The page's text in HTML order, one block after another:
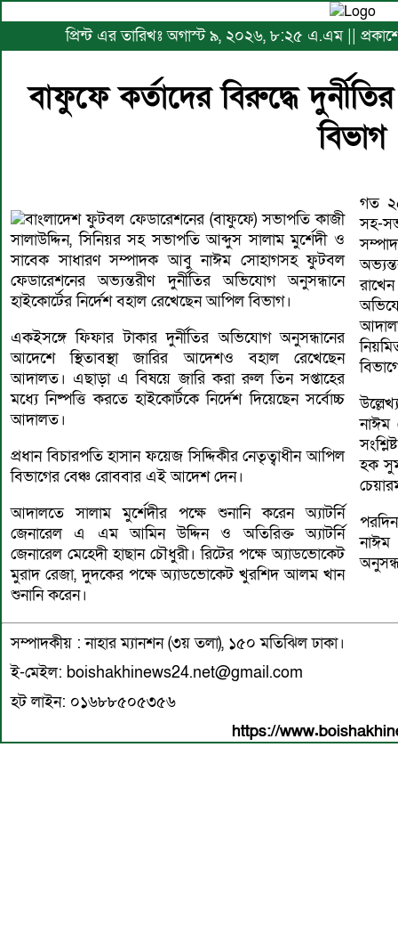
প্রিন্ট এর তারিখঃ অগাস্ট ৯, ২০২৬, ৮:২৫ এ.এম ||
বাফুফে কর্তাদের বিরুদ্ধে
বিভাগ
বাংলাদেশ ফুটবল ফেডারেশনের (বাফুফে) সভাপতি কাজী
সালাউদ্দিন, সিনিয়র সহ সভাপতি আব্দুস সালাম মুর্শেদী ও
সাবেক সাধারণ সম্পাদক আবু নাঈম সোহাগসহ ফুটবল
ফেডারেশনের অভ্যন্তরীণ দুর্নীতির অভিযোগ অনুসন্ধানে
হাইকোর্টের নির্দেশ বহাল রেখেছেন আপিল বিভাগ।
একইসঙ্গে ফিফার টাকার দুর্নীতির অভিযোগ অনুসন্ধানের
আদেশে স্থিতাবস্থা জারির আদেশও বহাল রেখেছেন
আদালত। এছাড়া এ বিষয়ে জারি করা রুল তিন সপ্তাহের
মধ্যে নিষ্পত্তি করতে হাইকোর্টকে নির্দেশ দিয়েছেন সর্বোচ্চ
আদালত।
প্রধান বিচারপতি হাসান ফয়েজ সিদ্দিকীর নেতৃত্বাধীন আপিল
বিভাগের বেঞ্চ রোববার এই আদেশ দেন।
আদালতে সালাম মুর্শেদীর পক্ষে শুনানি করেন অ্যাটর্নি
জেনারেল এ এম আমিন উদ্দিন ও অতিরিক্ত অ্যাটর্নি
জেনারেল মেহেদী হাছান চৌধুরী। রিটের পক্ষে অ্যাডভোকেট
মুরাদ রেজা, দুদকের পক্ষে অ্যাডভোকেট খুরশিদ আলম খান
শুনানি করেন।
গত
সহ-
নাঈম
হক
নাঈম
সম্পাদকীয় : নাহার ম্যানশন (৩য় তলা), ১৫০ মতিঝিল ঢাকা।
ই-মেইল: boishakhinews24.net@gmail.com
হট লাইন: ০১৬৮৮৫০৫৩৫৬
https://